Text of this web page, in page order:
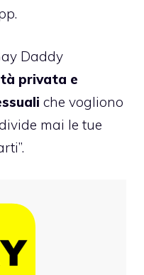
Daddy
privata e
che vogliono
mai le tue